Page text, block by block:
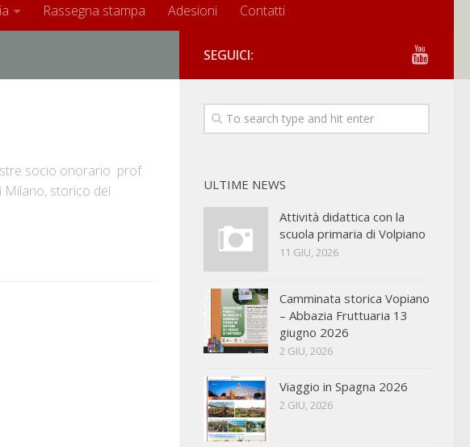
Rassegna stampa Adesioni Contatti
socio onorario prof.
Milano, storico del
SEGUICI:
ULTIME NEWS
Attività didattica con la
scuola primaria di Volpiano
11 GIU, 2026
Camminata storica Vopiano
– Abbazia Fruttuaria 13
giugno 2026
2 GIU, 2026
Viaggio in Spagna 2026
2 GIU, 2026